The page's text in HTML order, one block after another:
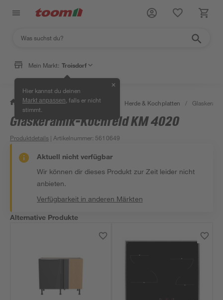
Mein Markt: Troisdorf
Hier kannst du deinen
Markt anpassen , falls er nicht
stimmt.
✕
/ Wohnen & Haushalt / Küche Herde & Kochplatten /
Glaskeramik-Kochfeld KM 4020
Produktdetails | Artikelnummer: 5610649
Aktuell nicht verfügbar
Wir können dir dieses Produkt zur Zeit leider nicht
anbieten.
Verfügbarkeit in anderen Märkten
Alternative Produkte